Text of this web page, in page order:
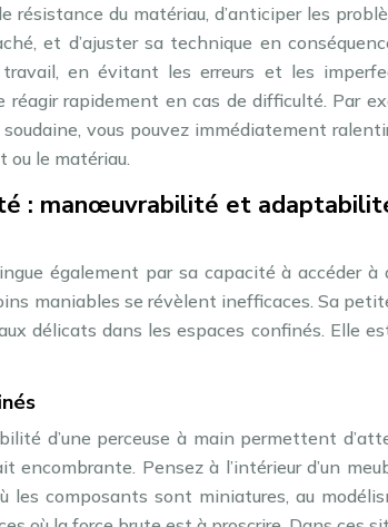
résistance du matériau, d’anticiper les
et d’ajuster sa technique en
en évitant les erreurs et les
réagir rapidement en cas de difficulté. Par
vous pouvez immédiatement
ou le matériau.
: manœuvrabilité et
également par sa capacité à accéder à
maniables se révèlent inefficaces. Sa
délicats dans les espaces confinés. Elle
d’une perceuse à main permettent
encombrante. Pensez à l’intérieur d’un
les composants sont miniatures, au